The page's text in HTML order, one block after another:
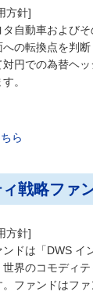
方針]
タ自動車および
への転換点を判
対円での為替ヘ
。
ら
戦略ファ
方針]
ンドは「DWS イ
世界のコモディ
。ファンドはフ